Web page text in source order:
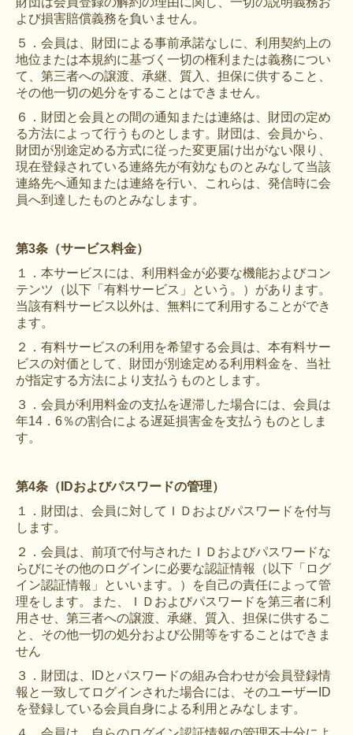
よび損害賠償義務を負いません。
５．会員は、財団による事前承諾なしに、利用契約上の
地位または本規約に基づく一切の権利または義務につい
て、第三者への譲渡、承継、質入、担保に供すること、
その他一切の処分をすることはできません。
６．財団と会員との間の通知または連絡は、財団の定め
る方法によって行うものとします。財団は、会員から、
財団が別途定める方式に従った変更届け出がない限り、
現在登録されている連絡先が有効なものとみなして当該
連絡先へ通知または連絡を行い、これらは、発信時に会
員へ到達したものとみなします。
第3条（サービス料金）
１．本サービスには、利用料金が必要な機能およびコン
テンツ（以下「有料サービス」という。）があります。
当該有料サービス以外は、無料にて利用することができ
ます。
２．有料サービスの利用を希望する会員は、本有料サー
ビスの対価として、財団が別途定める利用料金を、当社
が指定する方法により支払うものとします。
３．会員が利用料金の支払を遅滞した場合には、会員は
年14．6％の割合による遅延損害金を支払うものとしま
す。
第4条（IDおよびパスワードの管理）
１．財団は、会員に対してＩＤおよびパスワードを付与
します。
２．会員は、前項で付与されたＩＤおよびパスワードな
らびにその他のログインに必要な認証情報（以下「ログ
イン認証情報」といいます。）を自己の責任によって管
理をします。また、ＩＤおよびパスワードを第三者に利
用させ、第三者への譲渡、承継、質入、担保に供するこ
と、その他一切の処分および公開等をすることはできま
せん
３．財団は、IDとパスワードの組み合わせが会員登録情
報と一致してログインされた場合には、そのユーザーID
を登録している会員自身による利用とみなします。